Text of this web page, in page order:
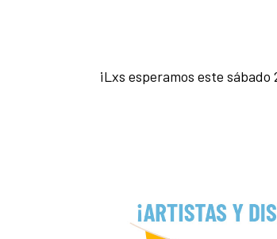
¡Lxs esperamos este